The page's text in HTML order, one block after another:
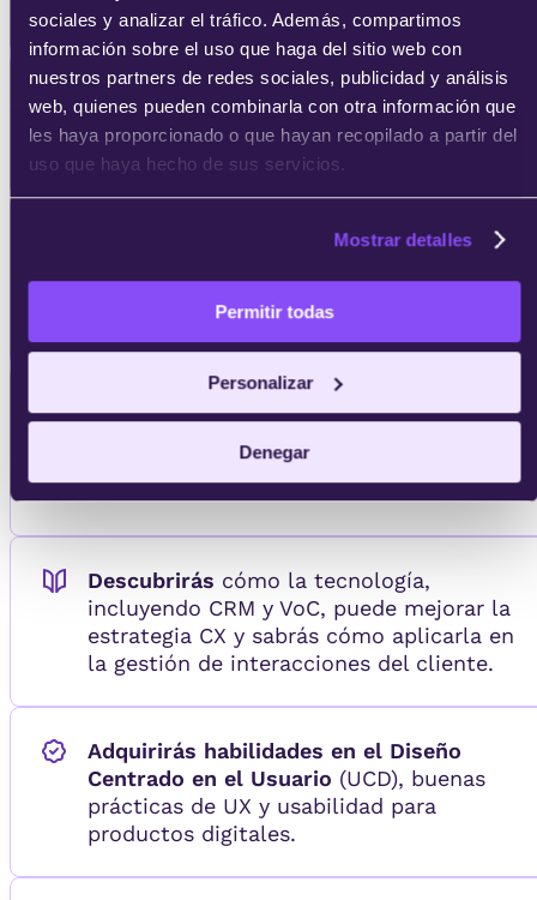
sociales y analizar el tráfico. Además, compartimos
información sobre el uso que haga del sitio web con
nuestros partners de redes sociales, publicidad y análisis
web, quienes pueden combinarla con otra información que
les haya proporcionado o que hayan recopilado a partir del
uso que haya hecho de sus servicios.
Mostrar detalles
Permitir todas
Personalizar
Denegar
experiencia del cliente.
Comprenderás
los principios y ventajas
de laomnicanalidad
y cómo aplicarlos
en la CX.
la relación entre laEmployee
del empleado.
Conoceráslosindicadores clave de
y CSAT, y aprenderán a utilizarlos para
medir el éxito de CX.
Descubrirás cómo la tecnología,
incluyendo CRM y VoC, puede mejorar la
estrategia CX y sabrás cómo aplicarla en
la gestión de interacciones del cliente.
Adquirirás habilidades en el Diseño
Centrado en el Usuario (UCD), buenas
prácticas de UX y usabilidad para
productos digitales.